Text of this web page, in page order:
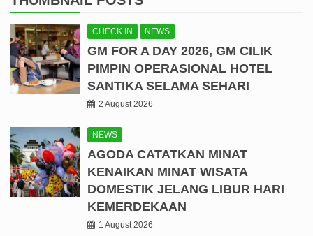
CHECK IN NEWS
GM FOR A DAY 2026, GM CILIK
PIMPIN OPERASIONAL HOTEL
SANTIKA SELAMA SEHARI
2 August 2026
NEWS
AGODA CATATKAN MINAT
KENAIKAN MINAT WISATA
DOMESTIK JELANG LIBUR HARI
KEMERDEKAAN
1 August 2026